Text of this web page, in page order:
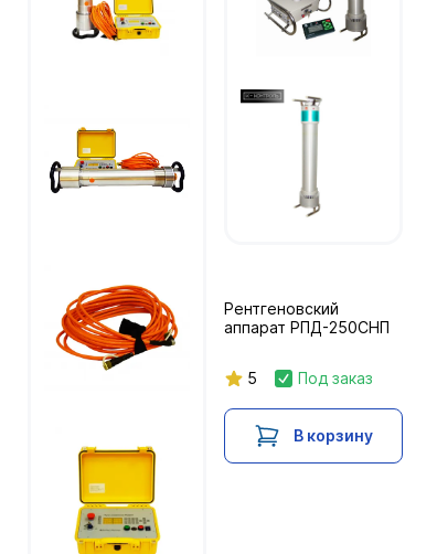
Рентгеновский
аппарат РПД-250СНП
5 Под заказ
В корзину